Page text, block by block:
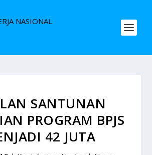
SANTUNAN
PROGRAM BPJS
42 JUTA